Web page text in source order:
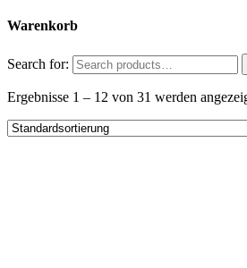
Warenkorb
Search for:
Ergebnisse 1 – 12 von 31 werden